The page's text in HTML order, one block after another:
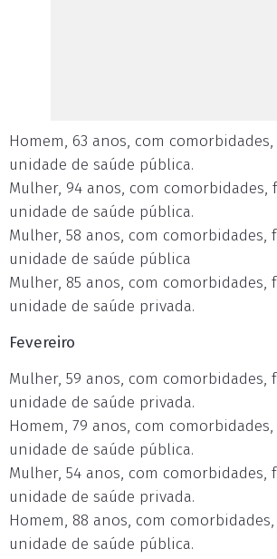
Homem, 63 anos, com
unidade de saúde pública.
Mulher, 94 anos, com comorbidades,
unidade de saúde pública.
Mulher, 58 anos, com comorbidades,
unidade de saúde pública
Mulher, 85 anos, com comorbidades,
unidade de saúde privada.
Fevereiro
Mulher, 59 anos, com comorbidades,
unidade de saúde privada.
Homem, 79 anos, com
unidade de saúde pública.
Mulher, 54 anos, com comorbidades,
unidade de saúde privada.
Homem, 88 anos, com
unidade de saúde pública.